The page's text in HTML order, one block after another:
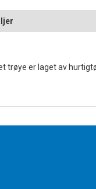
trøye er laget av